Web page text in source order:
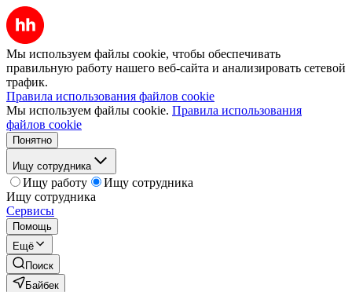
Мы используем файлы cookie, чтобы обеспечивать
правильную работу нашего веб-сайта и анализировать сетевой
трафик.
Правила использования файлов cookie
Мы используем файлы cookie. Правила использования
файлов cookie
Понятно
Ищу сотрудника
Ищу работу
Ищу сотрудника
Ищу сотрудника
Сервисы
Помощь
Ещё
Поиск
Байбек